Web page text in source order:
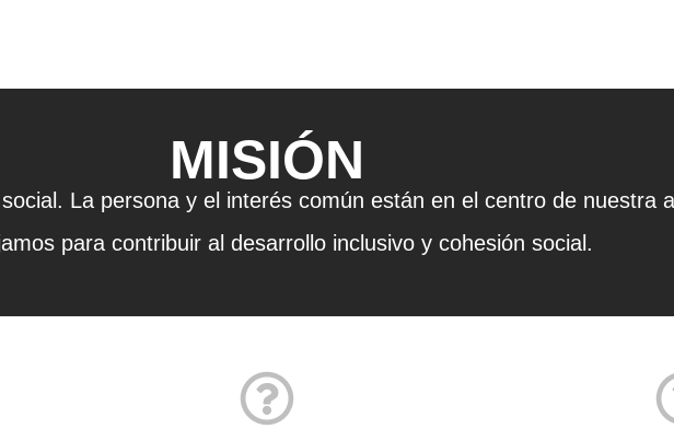
MISIÓN
La persona y el interés común están en el centro de nuestra
para contribuir al desarrollo inclusivo y cohesión social.